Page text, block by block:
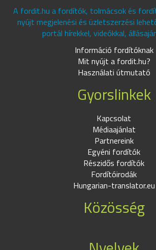
A fordit.hu a fordítók, tolmácsok és
nyújt megjelenési és üzletszerzési
portál hírekkel, videókkal,
Információ fordítóknak
Mit nyújt a fordit.hu?
Használati útmutató
Gyorslinkek
Kapcsolat
Médiaajánlat
Partnereink
Egyéni fordítók
Részidős fordítók
Fordítóirodák
Hungarian-translator.eu
Közösség